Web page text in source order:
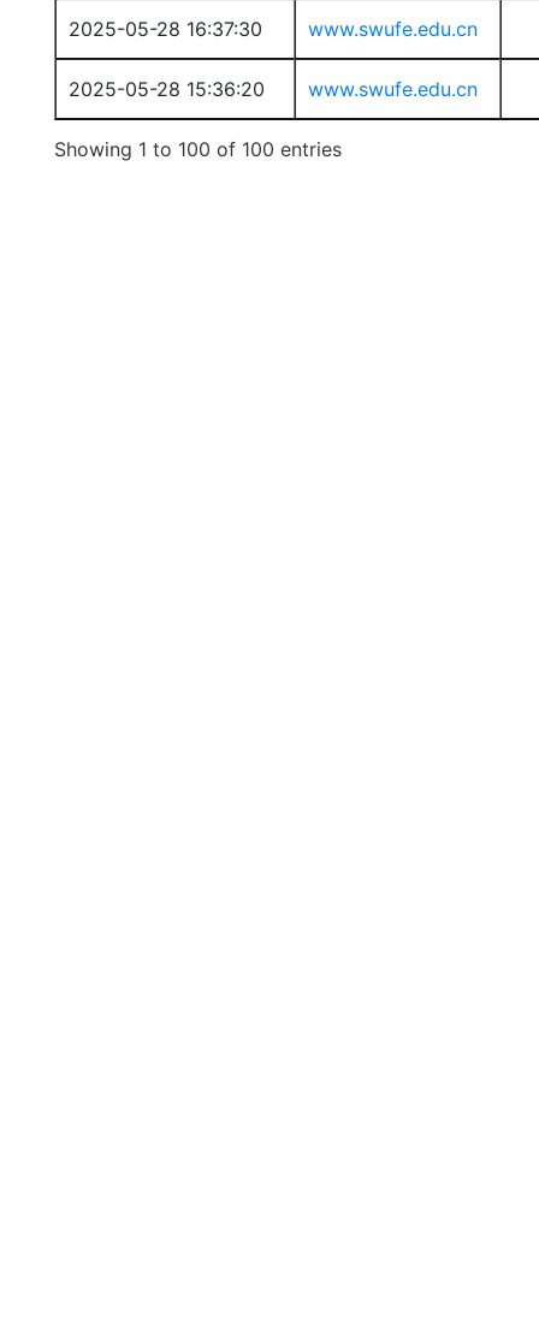
2025-05-28 16:37:30 www.swufe.edu.cn
2025-05-28 15:36:20 www.swufe.edu.cn
Showing 1 to 100 of 100 entries